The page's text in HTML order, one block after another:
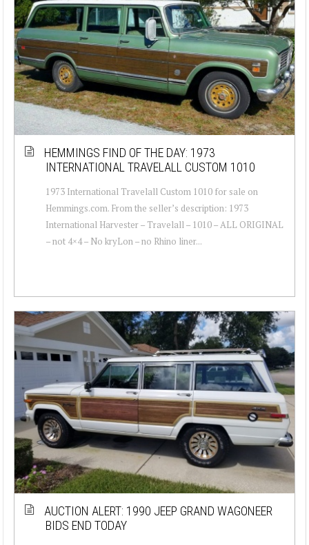
HEMMINGS FIND OF THE DAY: 1973
INTERNATIONAL TRAVELALL CUSTOM 1010
1973 International Travelall Custom 1010 for sale on
Hemmings.com. From the seller’s description: 1973
International Harvester – Travelall – 1010 – ALL ORIGINAL
– not 4×4 – No kryLon – no Rhino liner...
AUCTION ALERT: 1990 JEEP GRAND WAGONEER
BIDS END TODAY